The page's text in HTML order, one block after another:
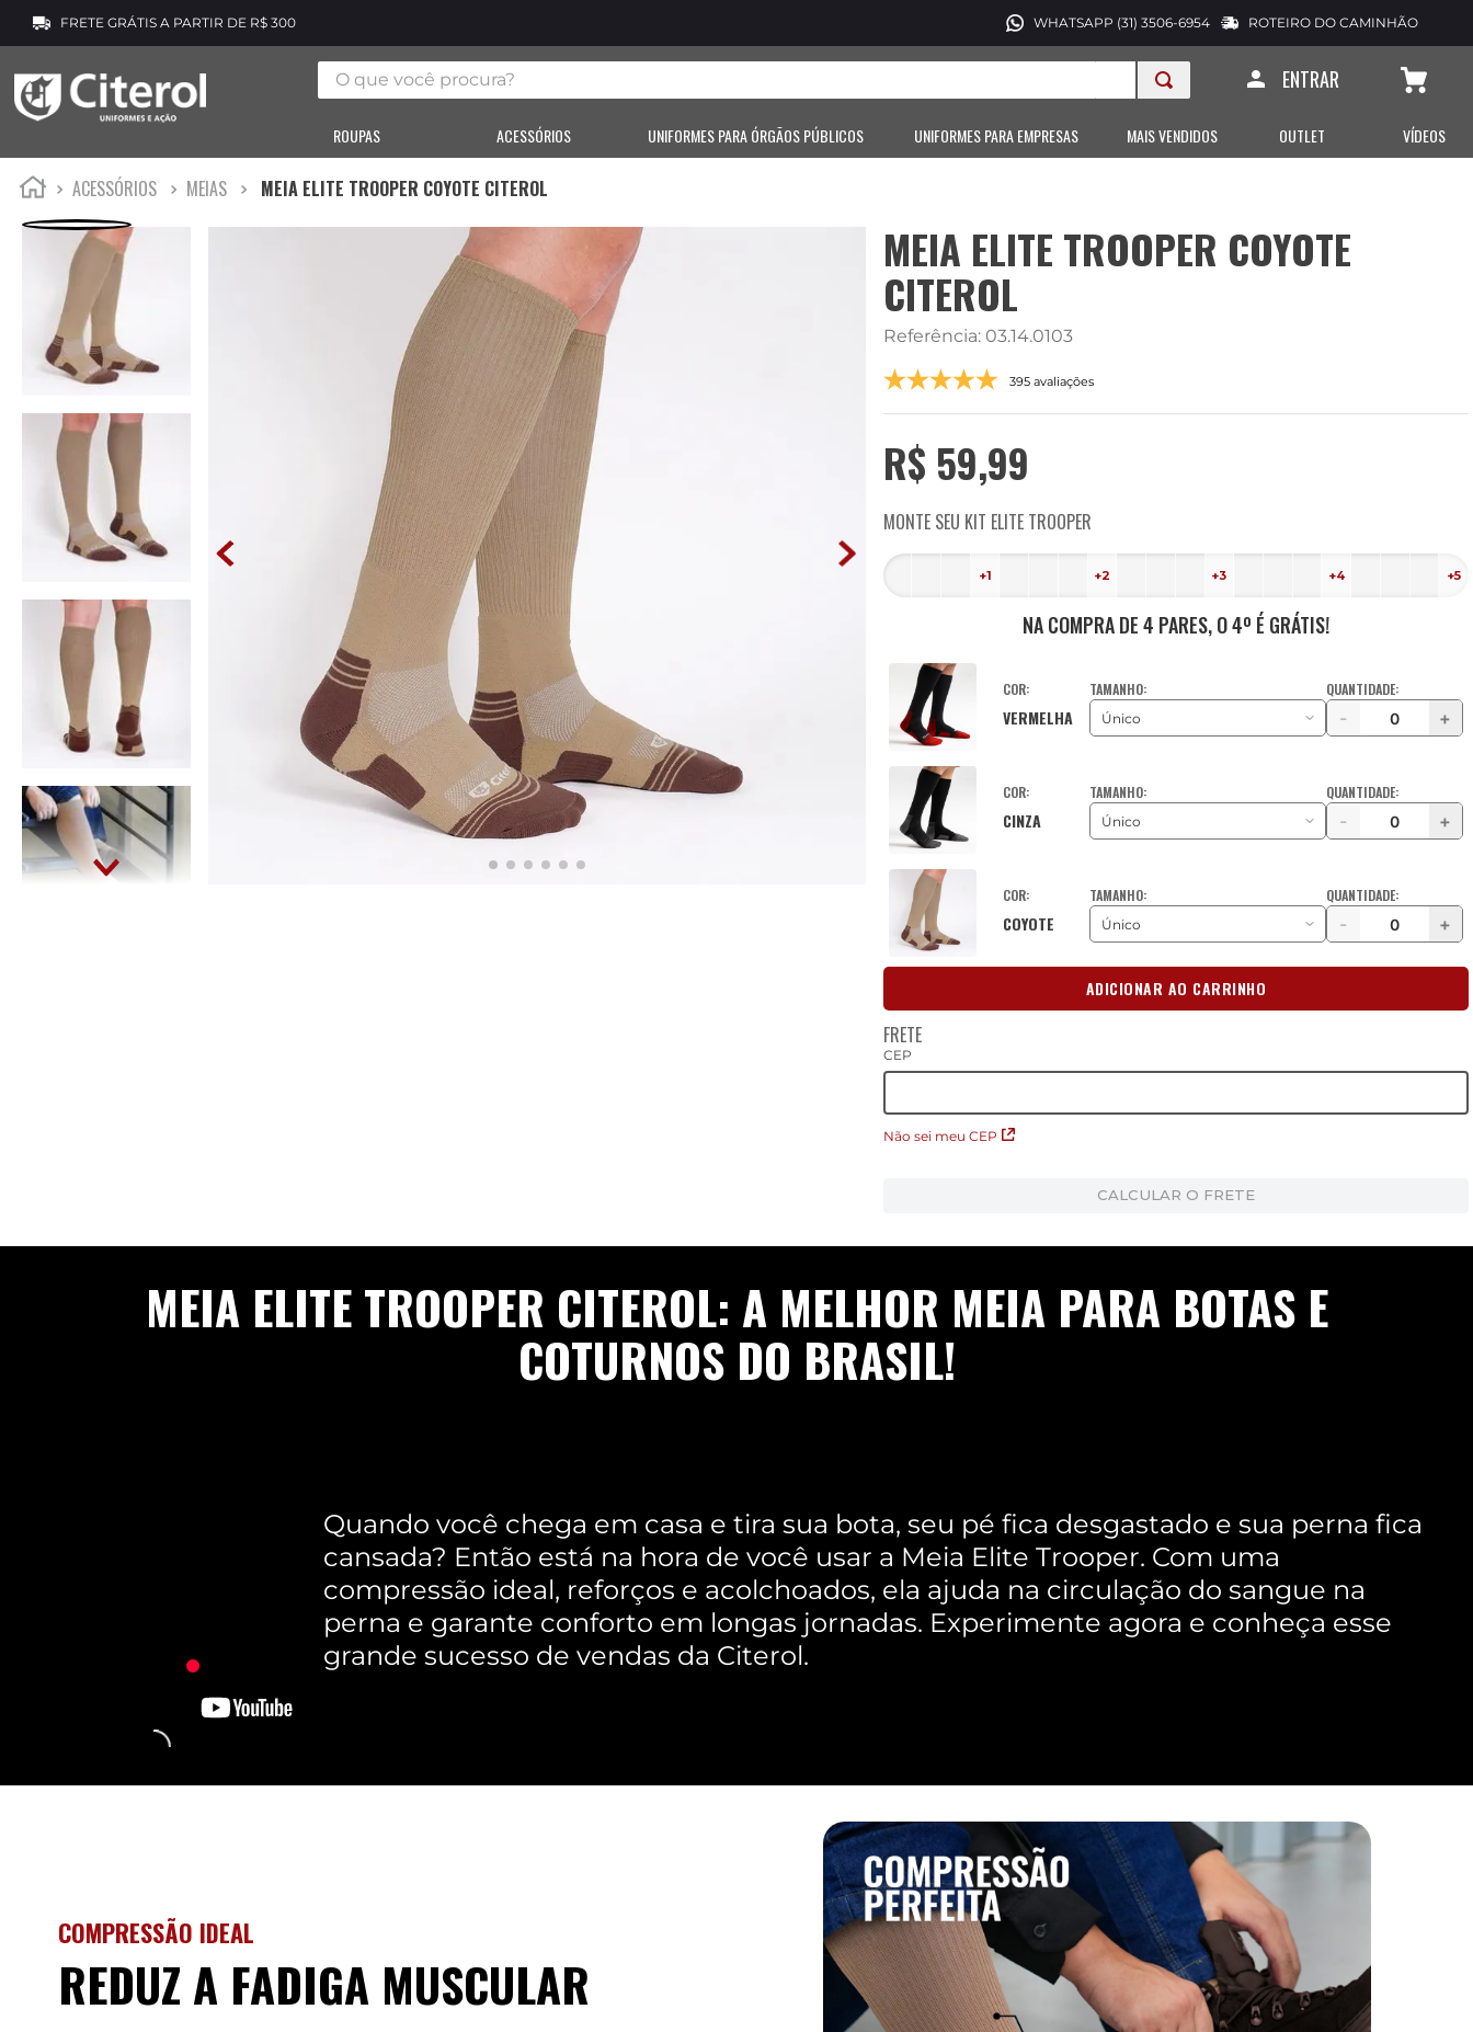
FRETE GRÁTIS A PARTIR DE R$ 300 WHATSAPP (31) 3506-6954 ROTEIRO DO CAMINHÃO
O que você procura? ENTRAR
ROUPAS ACESSÓRIOS UNIFORMES PARA ÓRGÃOS PÚBLICOS UNIFORMES PARA EMPRESAS MAIS VENDIDOS OUTLET VÍDEOS
ACESSÓRIOS MEIAS MEIA ELITE TROOPER COYOTE CITEROL
MEIA ELITE TROOPER COYOTE
CITEROL
Referência: 03.14.0103
395 avaliações
R$ 59,99
MONTE SEU KIT ELITE TROOPER
+1 +2 +3 +4 +5
NA COMPRA DE 4 PARES, O 4º É GRÁTIS!
COR:
VERMELHA
TAMANHO: QUANTIDADE:
- +
COR:
CINZA
TAMANHO: QUANTIDADE:
- +
COR:
COYOTE
TAMANHO: QUANTIDADE:
- +
ADICIONAR AO CARRINHO
FRETE
CEP
Não sei meu CEP
CALCULAR O FRETE
MEIA ELITE TROOPER CITEROL: A MELHOR MEIA PARA BOTAS E
COTURNOS DO BRASIL!
Quando você chega em casa e tira sua bota, seu pé fica desgastado e sua perna fica
cansada? Então está na hora de você usar a Meia Elite Trooper. Com uma
compressão ideal, reforços e acolchoados, ela ajuda na circulação do sangue na
perna e garante conforto em longas jornadas. Experimente agora e conheça esse
grande sucesso de vendas da Citerol.
COMPRESSÃO IDEAL
REDUZ A FADIGA MUSCULAR